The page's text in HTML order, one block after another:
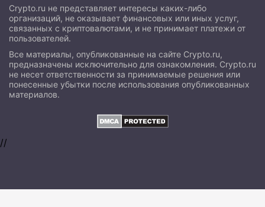
Crypto.ru не представляет интересы каких-либо
организаций, не оказывает финансовых или иных услуг,
связанных с криптовалютами, и не принимает платежи от
пользователей.
Все материалы, опубликованные на сайте Crypto.ru,
предназначены исключительно для ознакомления. Crypto.ru
не несет ответственности за принимаемые решения или
понесенные убытки после использования опубликованных
материалов.
//